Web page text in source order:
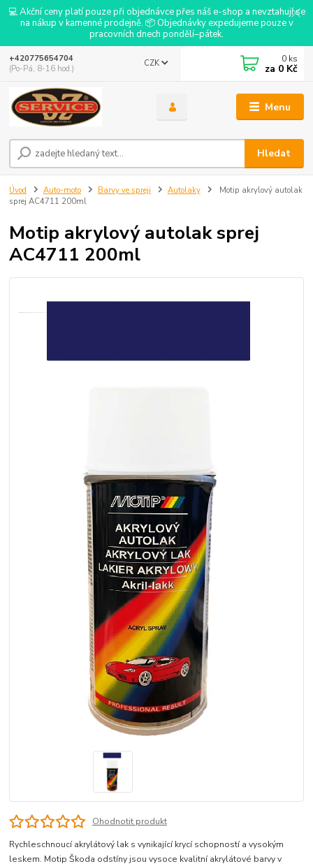
💻 Akční ceny platí pouze při objednávce přes náš e-shop a nevztahují se
na nákup v kamenné prodejně. 📦 Objednávky expedujeme pouze v
pracovních dnech pondělí–pátek.
Menu
CZK
Hledat
+420775654704
(Po-Pá, 8-16 hod.)
0 ks
za 0 Kč
Úvod Auto-moto Barvy ve spreji Autolaky
Motip akrylový autolak
sprej AC4711 200ml
Motip akrylový autolak sprej
AC4711 200ml
Ohodnotit produkt
Rychleschnoucí akrylátový lak s vynikající krycí schopností a vysokým
leskem. Motip Škoda odstíny jsou vysoce kvalitní akrylátové barvy v